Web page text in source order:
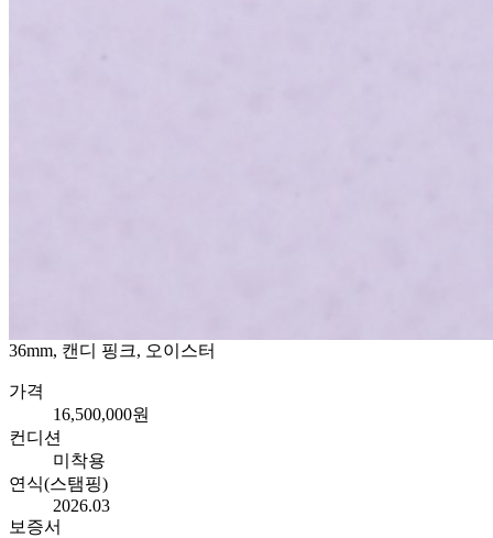
36mm, 캔디 핑크, 오이스터
가격
16,500,000원
컨디션
미착용
연식(스탬핑)
2026.03
보증서